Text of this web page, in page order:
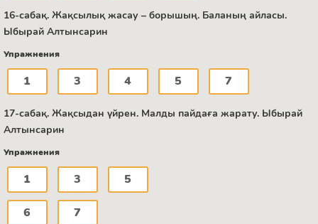
16-сабақ. Жақсылық жасау – борышың. Баланың айласы.
Ыбырай Алтынсарин
Упражнения
1 3 4 5 7
17-сабақ. Жақсыдан үйрен. Малды пайдаға жарату. Ыбырай
Алтынсарин
Упражнения
1 3 5
6 7